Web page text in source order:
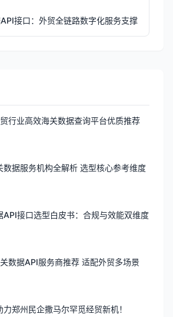
接口：外贸全链路数字化服务支撑
行业高效海关数据查询平台优质推荐
数据服务机构全解析 选型核心参考维度
API接口选型白皮书：合规与效能双维度
数据API服务商推荐 适配外贸多场景
力郑州民企撒马尔罕觅经贸新机！